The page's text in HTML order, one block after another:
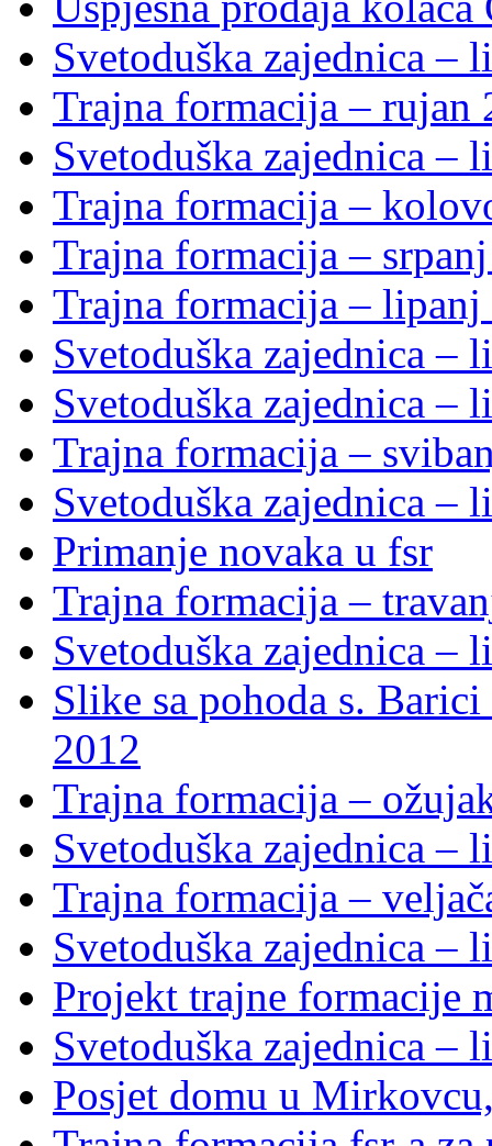
Svetoduška zajednica –
Trajna formacija – rujan
Svetoduška zajednica –
Trajna formacija –
Trajna formacija –
Trajna formacija – lipanj
Svetoduška zajednica –
Svetoduška zajednica –
Trajna formacija –
Svetoduška zajednica –
Primanje novaka u fsr
Trajna formacija –
Svetoduška zajednica –
Slike sa pohoda s.
2012
Trajna formacija –
Svetoduška zajednica –
Trajna formacija –
Svetoduška zajednica –
Projekt trajne formacije
Svetoduška zajednica –
Posjet domu u